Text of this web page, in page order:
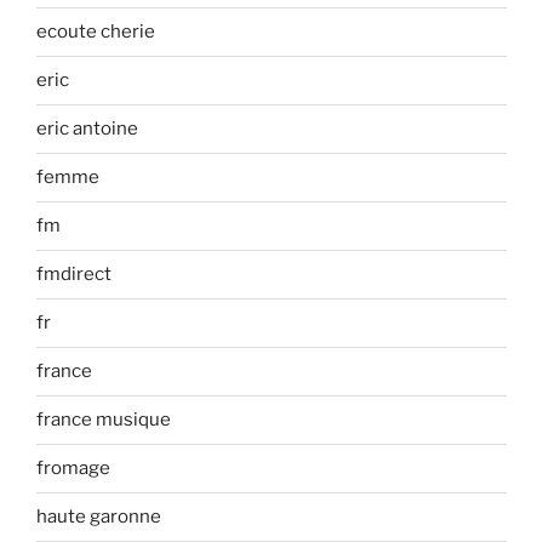
ecoute cherie
eric
eric antoine
femme
fm
fmdirect
fr
france
france musique
fromage
haute garonne